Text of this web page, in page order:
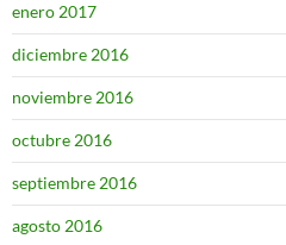
enero 2017
diciembre 2016
noviembre 2016
octubre 2016
septiembre 2016
agosto 2016